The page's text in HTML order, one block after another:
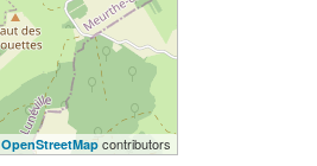
OpenStreetMap contributors